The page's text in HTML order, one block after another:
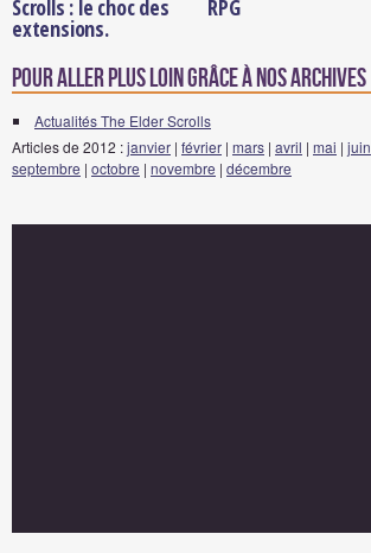
Scrolls : le choc des
extensions.
RPG
Pour aller plus loin grâce à nos archives
Actualités The Elder Scrolls
Articles de 2012 :janvier | février | mars | avril | mai | juin
septembre | octobre | novembre | décembre